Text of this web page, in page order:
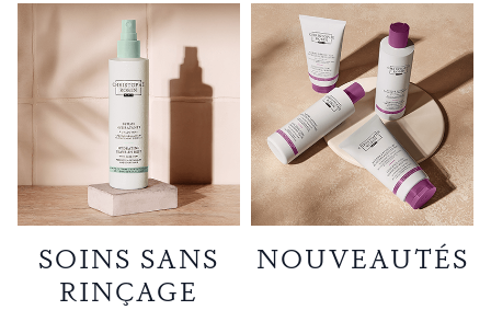
SOINS SANS
RINÇAGE
NOUVEAUTÉS